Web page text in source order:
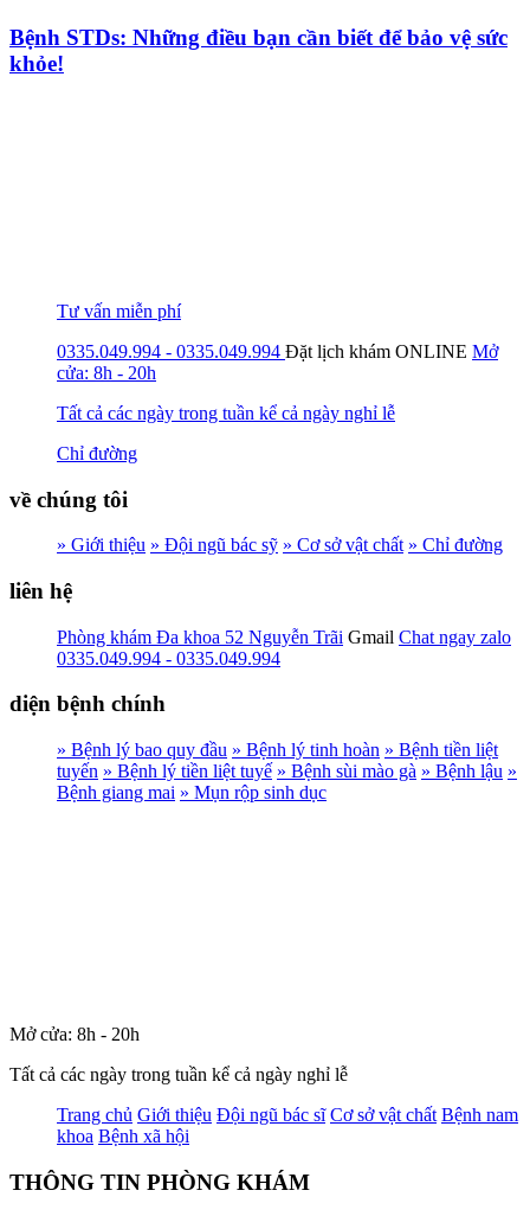
Bệnh STDs: Những điều bạn cần biết để bảo vệ sức
khỏe!
Tư vấn miễn phí
0335.049.994 - 0335.049.994 Đặt lịch khám ONLINE Mở
cửa: 8h - 20h
Tất cả các ngày trong tuần kể cả ngày nghỉ lễ
Chỉ đường
về chúng tôi
» Giới thiệu » Đội ngũ bác sỹ » Cơ sở vật chất » Chỉ đường
liên hệ
Phòng khám Đa khoa 52 Nguyễn Trãi Gmail Chat ngay zalo
0335.049.994 - 0335.049.994
diện bệnh chính
» Bệnh lý bao quy đầu » Bệnh lý tinh hoàn » Bệnh tiền liệt
tuyến » Bệnh lý tiền liệt tuyế » Bệnh sùi mào gà » Bệnh lậu »
Bệnh giang mai » Mụn rộp sinh dục
Mở cửa: 8h - 20h
Tất cả các ngày trong tuần kể cả ngày nghỉ lễ
Trang chủ Giới thiệu Đội ngũ bác sĩ Cơ sở vật chất Bệnh nam
khoa Bệnh xã hội
THÔNG TIN PHÒNG KHÁM